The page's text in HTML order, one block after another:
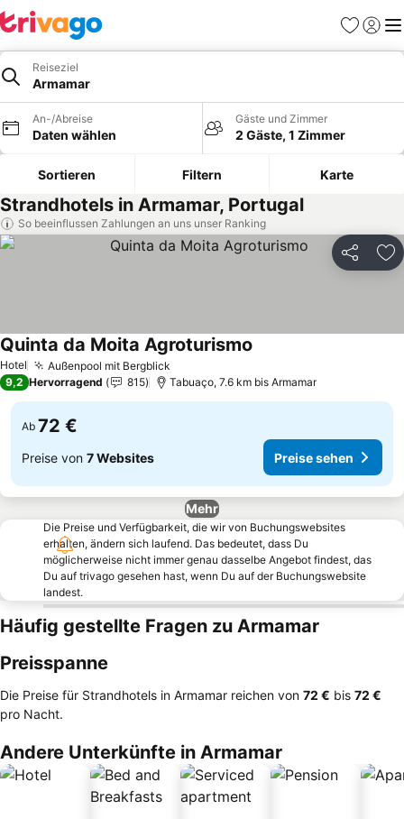
Favoriten
Reiseziel
Armamar
An-/Abreise
Daten wählen
Gäste und Zimmer
2 Gäste, 1 Zimmer
Sortieren Filtern Karte
Strandhotels in Armamar, Portugal
So beeinflussen Zahlungen an uns unser Ranking
Teilen
Hotel Außenpool mit Bergblick
Quinta da Moita Agroturismo
9,2 Hervorragend 815 Tabuaço, 7.6 km bis Armamar
Ab 72 €
Preise von 7 Websites Preise sehen
Mehr
Die Preise und Verfügbarkeit, die wir von Buchungswebsites
erhalten, ändern sich laufend. Das bedeutet, dass Du
möglicherweise nicht immer genau dasselbe Angebot findest, das
Du auf trivago gesehen hast, wenn Du auf der Buchungswebsite
landest.
Häufig gestellte Fragen zu Armamar
Preisspanne
Die Preise für Strandhotels in Armamar reichen von ‎72 € bis ‎72 €
pro Nacht.
Andere Unterkünfte in Armamar